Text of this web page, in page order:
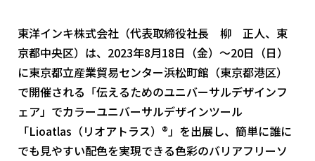
東洋インキ株式会社（代表取締役社長 柳 正人、東
京都中央区）は、2023年8月18日（金）～20日（日）
に東京都立産業貿易センター浜松町館（東京都港区）
で開催される「伝えるためのユニバーサルデザインフ
ェア」でカラーユニバーサルデザインツール
「Lioatlas（リオアトラス）®」を出展し、簡単に誰に
でも見やすい配色を実現できる色彩のバリアフリーソ